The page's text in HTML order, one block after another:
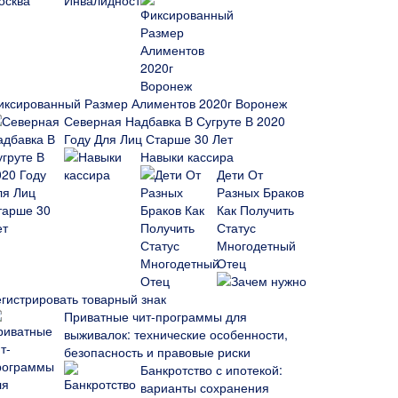
Размер Алиментов 2020г Воронеж
Северная Надбавка В Сугруте В 2020
Году Для Лиц Старше 30 Лет
Навыки кассира
Дети От
Разных Браков
Как Получить
Статус
Многодетный
Отец
Зачем нужно
товарный знак
Приватные чит-программы для
выживалок: технические особенности,
безопасность и правовые риски
Банкротство с ипотекой:
варианты сохранения